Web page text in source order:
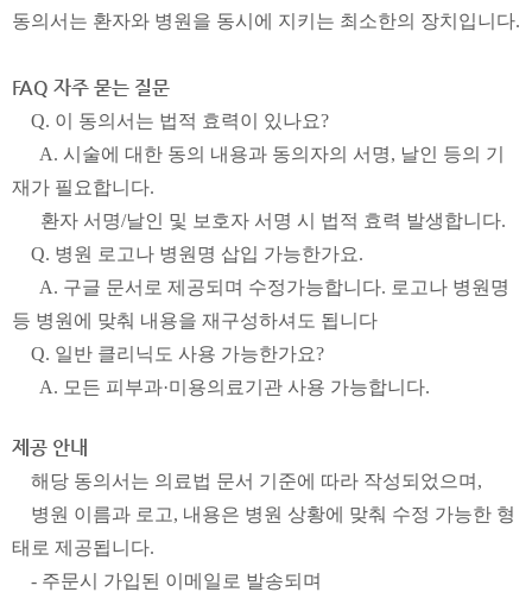
동의서는 환자와 병원을 동시에 지키는 최소한의 장치입니다.
FAQ 자주 묻는 질문
Q. 이 동의서는 법적 효력이 있나요?
A. 시술에 대한 동의 내용과 동의자의 서명, 날인 등의 기
재가 필요합니다.
환자 서명/날인 및 보호자 서명 시 법적 효력 발생합니다.
Q. 병원 로고나 병원명 삽입 가능한가요.
A. 구글 문서로 제공되며 수정가능합니다. 로고나 병원명
등 병원에 맞춰 내용을 재구성하셔도 됩니다
Q. 일반 클리닉도 사용 가능한가요?
A. 모든 피부과·미용의료기관 사용 가능합니다.
제공 안내
해당 동의서는 의료법 문서 기준에 따라 작성되었으며,
병원 이름과 로고, 내용은 병원 상황에 맞춰 수정 가능한 형
태로 제공됩니다.
- 주문시 가입된 이메일로 발송되며